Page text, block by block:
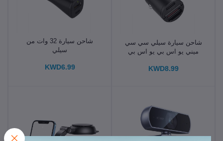
شاحن سيارة سيلي سي سي
ميني يو اس بي يو اس بي
KWD8.99
شاحن سيارة 32 وات من
سيلي
KWD6.99